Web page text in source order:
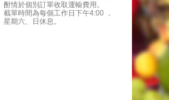
酎情於個別訂單收取運輸費用。
截單時間為每個工作日下午4:00 ，
星期六、日休息。